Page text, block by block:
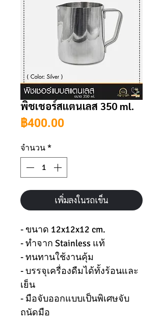
พิชเชอร์สแตนเลส 350 ml.
฿400.00ราคา
จำนวน *
เพิ่มลงในรถเข็น
- ขนาด 12x12x12 cm.
- ทำจาก Stainless แท้
- ทนทานใช้งานคุ้ม
- บรรจุเครื่องดืมได้ทั้งร้อนและ
เย็น
- มือจับออกแบบเป็นพิเศษจับ
ถนัดมือ